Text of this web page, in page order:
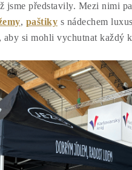
jsme představily. Mezi nimi
, paštiky s nádechem
si mohli vychutnat každý